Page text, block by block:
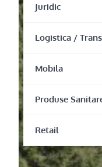
Juridic
Logistica /
Mobila
Produse
Retail